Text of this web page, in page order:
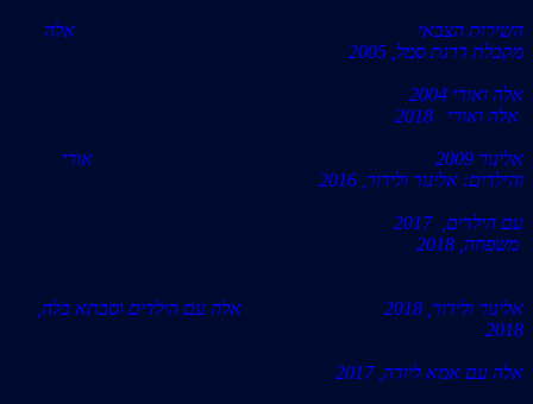
השירות הצבאי אלה
מקבלת דרגת סמל, 2005
אלה ואורי 2018
אלינור 2009 אורי
והילדים: אלינור ולידור, 2016
עם הילדים, 2017
משפחה, 2018
אלינור ולידור, 2018 אלה עם הילדים וסבתא בלה,
2018
אלה עם אמא ליודה, 2017